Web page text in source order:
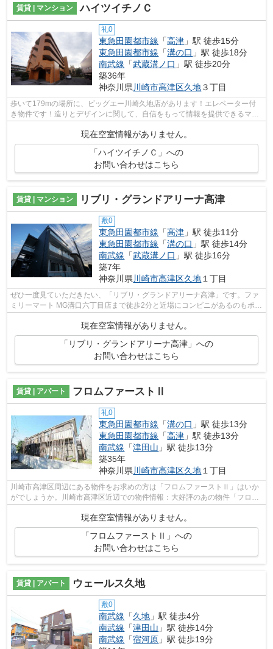
賃貸 | マンション ハイツイチノＣ
礼0
東急田園都市線 「高津 」駅 徒歩15分
東急田園都市線 「溝の口 」駅 徒歩18分
南武線 「武蔵溝ノ口 」駅 徒歩20分
築36年
神奈川県 川崎市高津区久地３丁目
歩いて179mの場所に、ビッグエー川崎久地店があります！エレベーター付
き物件です！造りとデザインに関して、自信をもって情報を提供できるマン
ションです！外観タイル張りを採用し、...
現在空室情報がありません。
「ハイツイチノＣ」への
お問い合わせはこちら
賃貸 | マンション リブリ・グランドアリーナ高津
敷0
東急田園都市線 「高津 」駅 徒歩11分
東急田園都市線 「溝の口 」駅 徒歩14分
南武線 「武蔵溝ノ口 」駅 徒歩16分
築7年
神奈川県川崎市高津区久地１丁目
ぜひ一度見ていただきたい、「リブリ・グランドアリーナ高津」です。ファ
ミリーマート MG溝口六丁目店まで徒歩2分と近場にコンビニがあるのもポイ
現在空室情報がありません。
「リブリ・グランドアリーナ高津」への
お問い合わせはこちら
賃貸 | アパート フロムファーストⅡ
礼0
東急田園都市線 「溝の口 」駅 徒歩13分
東急田園都市線 「高津 」駅 徒歩13分
南武線 「津田山 」駅 徒歩13分
築35年
神奈川県 川崎市高津区久地 １丁目
川崎市高津区周辺にある物件をお求めの方は「フロムファーストⅡ」はいか
がでしょうか。川崎市高津区近辺での物件情報：大好評のあの物件「フロム
現在空室情報がありません。
「フロムファーストⅡ」への
お問い合わせはこちら
賃貸 | アパート ウェールス久地
敷0
南武線 「久地 」駅 徒歩4分
南武線 「津田山 」駅 徒歩14分
南武線 「宿河原 」駅 徒歩19分